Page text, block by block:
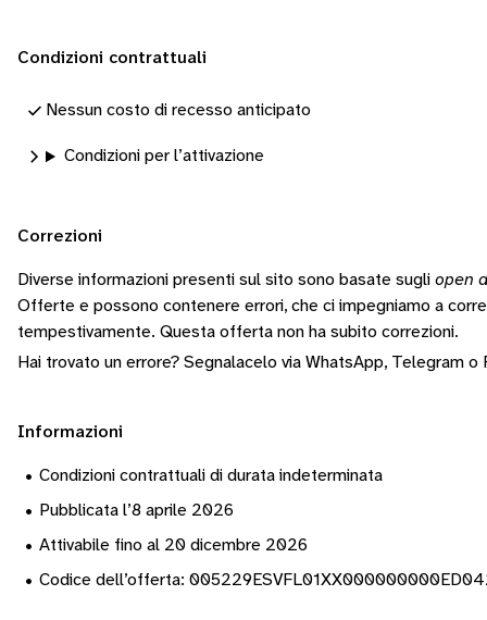
Condizioni contrattuali
Nessun costo di recesso anticipato
Condizioni per l’attivazione
Correzioni
Diverse informazioni presenti sul sito sono basate sugli open
Offerte e possono contenere errori, che ci impegniamo a
tempestivamente. Questa offerta non ha subito correzioni.
Hai trovato un errore? Segnalacelo via WhatsApp, Telegram o
Informazioni
• Condizioni contrattuali di durata indeterminata
• Pubblicata l’8 aprile 2026
• Attivabile fino al 20 dicembre 2026
• Codice dell’offerta: